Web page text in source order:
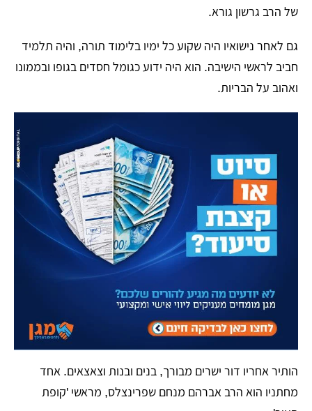
של הרב גרשון גורא.
גם לאחר נישואיו היה שקוע כל ימיו בלימוד תורה, והיה תלמיד
חביב לראשי הישיבה. הוא היה ידוע כגומל חסדים בגופו ובממונו
ואהוב על הבריות.
הותיר אחריו דור ישרים מבורך, בנים ובנות וצאצאים. אחד
מחתניו הוא הרב אברהם מנחם שפרינצלס, מראשי 'קופת